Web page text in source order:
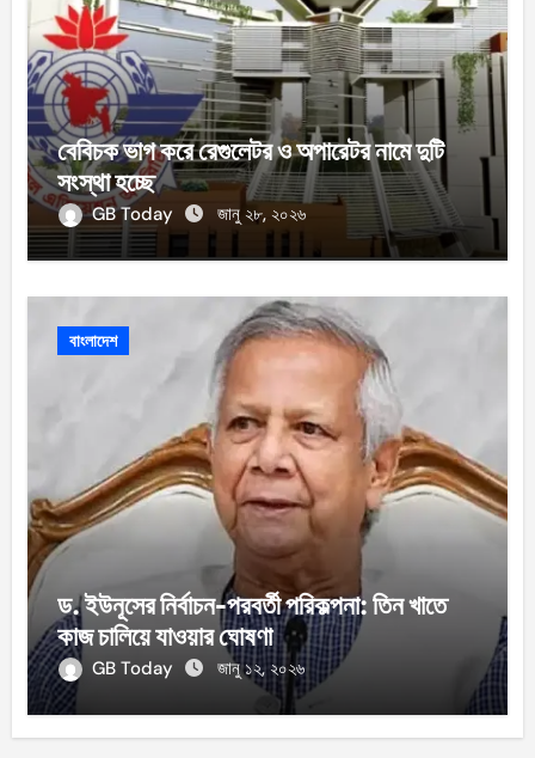
বেবিচক ভাগ করে রেগুলেটর ও অপারেটর নামে দুটি
সংস্থা হচ্ছে
GB Today জানু ২৮, ২০২৬
বাংলাদেশ
ড. ইউনূসের নির্বাচন-পরবর্তী পরিকল্পনা: তিন খাতে
কাজ চালিয়ে যাওয়ার ঘোষণা
GB Today জানু ১২, ২০২৬